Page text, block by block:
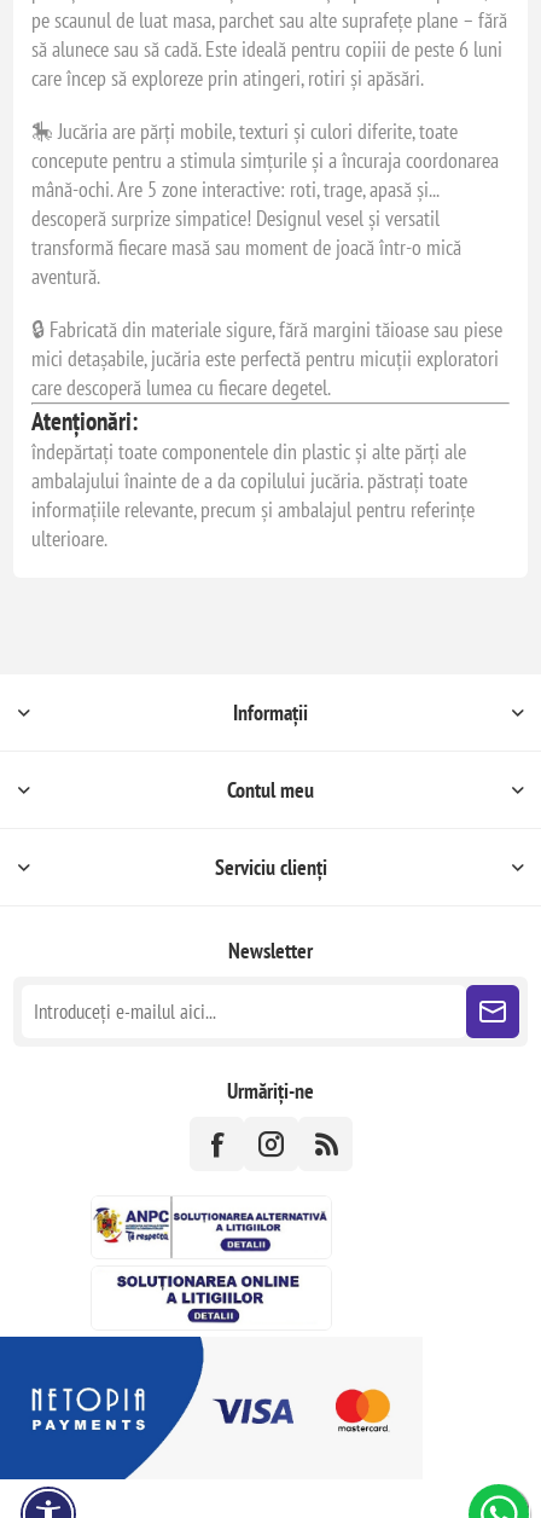
pe scaunul de luat masa, parchet sau alte suprafețe plane – fără
să alunece sau să cadă. Este ideală pentru copiii de peste 6 luni
care încep să exploreze prin atingeri, rotiri și apăsări.
🎠 Jucăria are părți mobile, texturi și culori diferite, toate
concepute pentru a stimula simțurile și a încuraja coordonarea
mână-ochi. Are 5 zone interactive: roti, trage, apasă și...
descoperă surprize simpatice! Designul vesel și versatil
transformă fiecare masă sau moment de joacă într-o mică
aventură.
🔒 Fabricată din materiale sigure, fără margini tăioase sau piese
mici detașabile, jucăria este perfectă pentru micuții exploratori
care descoperă lumea cu fiecare degetel.
Atenționări:
îndepărtați toate componentele din plastic și alte părți ale
ambalajului înainte de a da copilului jucăria. păstrați toate
informațiile relevante, precum și ambalajul pentru referințe
ulterioare.
Informații
Contul meu
Serviciu clienți
Newsletter
Urmăriți-ne